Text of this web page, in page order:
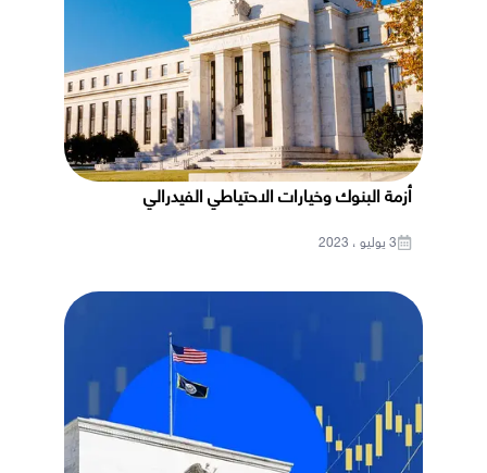
أزمة البنوك وخيارات الاحتياطي الفيدرالي
3 يوليو ، 2023